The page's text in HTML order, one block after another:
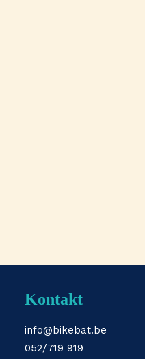
Kontakt
info@bikebat.be
052/719 919